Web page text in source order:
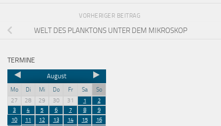
VORHERIGER BEITRAG
WELT DES PLANKTONS UNTER DEM MIKROSKOP
TERMINE
August
Mo Di Mi Do Fr Sa
So
27
28 29 30 31 1
2
3
4 5 6 7 8
9
10
11 12 13 14 15
16